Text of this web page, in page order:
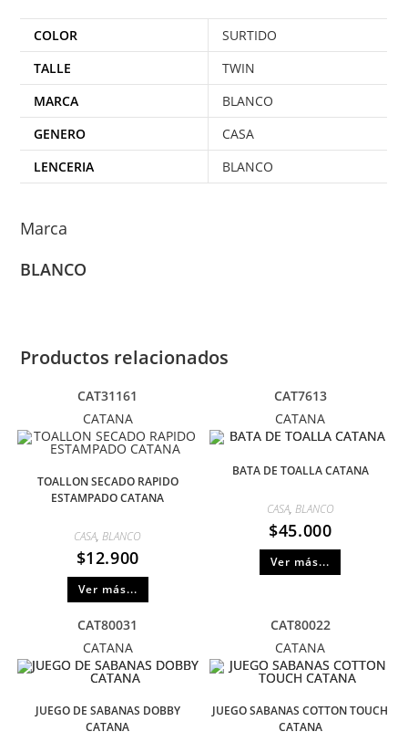
COLOR
SURTIDO
TALLE
TWIN
MARCA
BLANCO
GENERO
CASA
LENCERIA
BLANCO
Marca
BLANCO
Productos relacionados
CAT31161
CATANA
TOALLON SECADO RAPIDO
ESTAMPADO CATANA
CASA,BLANCO
$12.900
Ver más...
CAT7613
CATANA
BATA DE TOALLA CATANA
CASA, BLANCO
$45.000
Ver más...
CAT80031
CATANA
JUEGO DE SABANAS DOBBY
CATANA
CAT80022
CATANA
JUEGO SABANAS COTTON TOUCH
CATANA